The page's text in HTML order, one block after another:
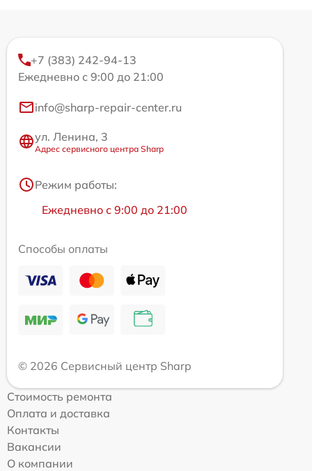
+7 (383) 242-94-13
Ежедневно с 9:00 до 21:00
info@sharp-repair-center.ru
ул. Ленина, 3
Адрес сервисного центра Sharp
Режим работы:
Ежедневно с 9:00 до 21:00
Способы оплаты
© 2026 Сервисный центр Sharp
Стоимость ремонта
Оплата и доставка
Контакты
Вакансии
О компании